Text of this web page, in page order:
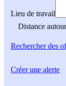
Lieu de travail
Distance
Rechercherdes
Créer une alerte